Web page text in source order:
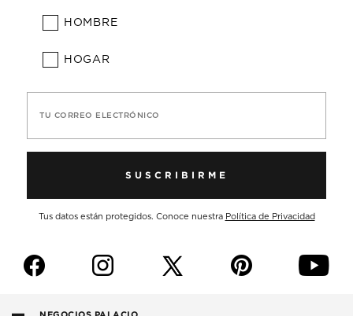
HOMBRE
HOGAR
TU CORREO ELECTRÓNICO
SUSCRIBIRME
Tus datos están protegidos. Conoce nuestra Política de Privacidad
f i p y